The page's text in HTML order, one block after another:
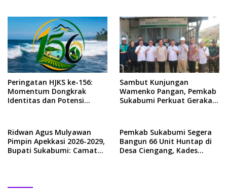
Peringatan HJKS ke-156:
Momentum Dongkrak
Identitas dan Potensi
Sambut Kunjungan
Wamenko Pangan, Pemkab
Sukabumi Perkuat Gerakan
Ridwan Agus Mulyawan
Pimpin Apekkasi 2026-2029,
Bupati Sukabumi: Camat
Pemkab Sukabumi Segera
Bangun 66 Unit Huntap di
Desa Ciengang, Kades